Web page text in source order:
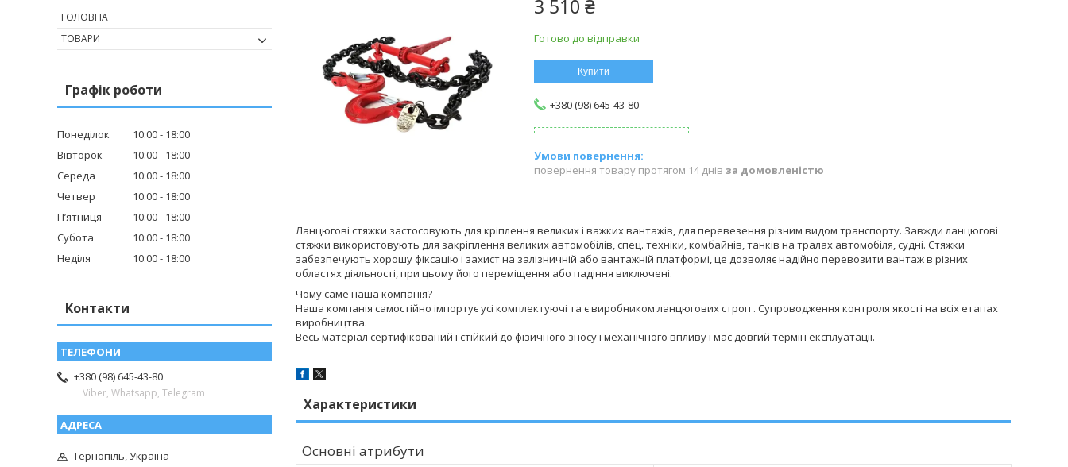
3 510 ₴
Готово до відправки
Купити
+380 (98) 645-43-80
повернення товару протягом 14 днів за домовленістю
Ланцюгові стяжки застосовують для кріплення великих і важких вантажів, для перевезення різним видом транспорту. Завжди ланцюгові
стяжки використовують для закріплення великих автомобілів, спец. техніки, комбайнів, танків на тралах автомобіля, судні. Стяжки
забезпечують хорошу фіксацію і захист на залізничній або вантажній платформі, це дозволяє надійно перевозити вантаж в різних
областях діяльності, при цьому його переміщення або падіння виключені.
Чому саме наша компанія?
Наша компанія самостійно імпортує усі комплектуючі та є виробником ланцюгових строп . Супроводження контроля якості на всіх етапах
виробництва.
Весь матеріал сертифікований і стійкий до фізичного зносу і механічного впливу і має довгий термін експлуатації.
Характеристики
Основні атрибути
ГОЛОВНА
ТОВАРИ
Графік роботи
Понеділок 10:00
18:00
Вівторок
10:00
18:00
Середа
10:00
18:00
Четвер
10:00
18:00
Пʼятниця
10:00
18:00
Субота
10:00
18:00
Неділя
10:00 18:00
Контакти
+380 (98) 645-43-80
Viber, Whatsapp, Telegram
Тернопіль, Україна